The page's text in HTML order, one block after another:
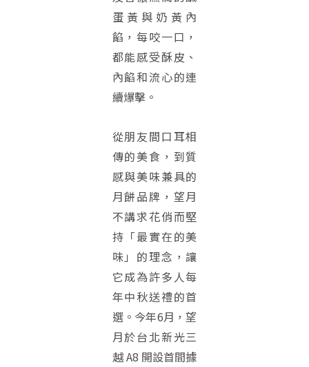
蛋黃與奶黃內
餡，每咬一口，
都能感受酥皮、
內餡和流心的連
續爆擊。
從朋友間口耳相
傳的美食，到質
感與美味兼具的
月餅品牌，望月
不講求花俏而堅
持「最實在的美
味」的理念，讓
它成為許多人每
年中秋送禮的首
選。今年6月，望
月於台北新光三
越 A8 開設首間據